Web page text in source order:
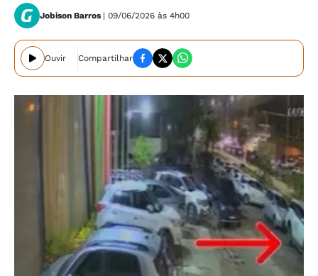
Jobison Barros | 09/06/2026 às 4h00
Ouvir Compartilhar